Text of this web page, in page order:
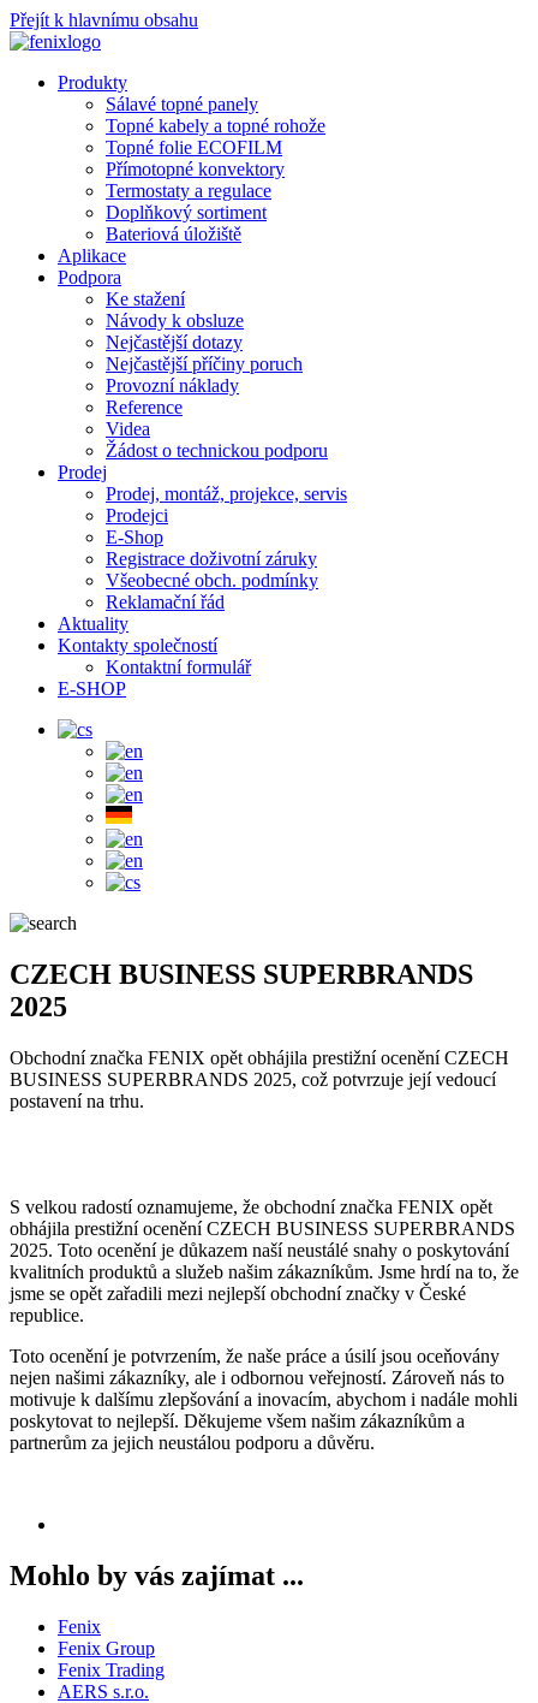
Přejít k hlavnímu obsahu
Produkty
Sálavé topné panely
Topné kabely a topné rohože
Topné folie ECOFILM
Přímotopné konvektory
Termostaty a regulace
Doplňkový sortiment
Bateriová úložiště
Aplikace
Podpora
Ke stažení
Návody k obsluze
Nejčastější dotazy
Nejčastější příčiny poruch
Provozní náklady
Reference
Videa
Žádost o technickou podporu
Prodej
Prodej, montáž, projekce, servis
Prodejci
E-Shop
Registrace doživotní záruky
Všeobecné obch. podmínky
Reklamační řád
Aktuality
Kontakty společností
Kontaktní formulář
E-SHOP
CZECH BUSINESS SUPERBRANDS
2025
Obchodní značka FENIX opět obhájila prestižní ocenění CZECH
BUSINESS SUPERBRANDS 2025, což potvrzuje její vedoucí
postavení na trhu.
S velkou radostí oznamujeme, že obchodní značka FENIX opět
obhájila prestižní ocenění CZECH BUSINESS SUPERBRANDS
2025. Toto ocenění je důkazem naší neustálé snahy o poskytování
kvalitních produktů a služeb našim zákazníkům. Jsme hrdí na to, že
jsme se opět zařadili mezi nejlepší obchodní značky v České
republice.
Toto ocenění je potvrzením, že naše práce a úsilí jsou oceňovány
nejen našimi zákazníky, ale i odbornou veřejností. Zároveň nás to
motivuje k dalšímu zlepšování a inovacím, abychom i nadále mohli
poskytovat to nejlepší. Děkujeme všem našim zákazníkům a
partnerům za jejich neustálou podporu a důvěru.
Mohlo by vás zajímat ...
Fenix
Fenix Group
Fenix Trading
AERS s.r.o.